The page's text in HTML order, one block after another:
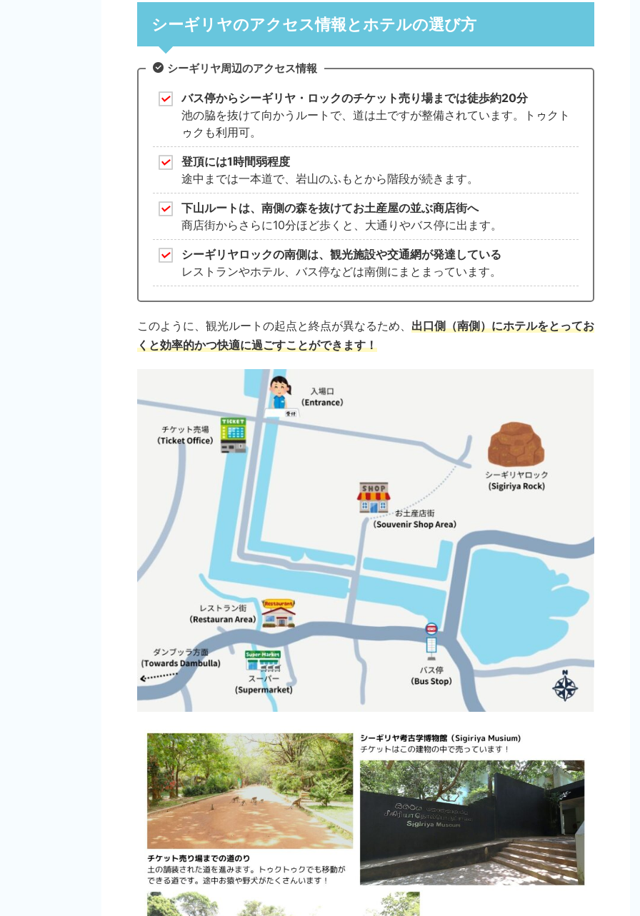
シーギリヤのアクセス情報とホテルの選び方
シーギリヤ周辺のアクセス情報
バス停からシーギリヤ・ロックのチケット売り場までは徒歩約20分
池の脇を抜けて向かうルートで、道は土ですが整備されています。トゥクト
ゥクも利用可。
登頂には1時間弱程度
途中までは一本道で、岩山のふもとから階段が続きます。
下山ルートは、南側の森を抜けてお土産屋の並ぶ商店街へ
商店街からさらに10分ほど歩くと、大通りやバス停に出ます。
シーギリヤロックの南側は、観光施設や交通網が発達している
レストランやホテル、バス停などは南側にまとまっています。
このように、観光ルートの起点と終点が異なるため、 出口側（南側）にホテルをとってお
くと効率的かつ快適に過ごすことができます！